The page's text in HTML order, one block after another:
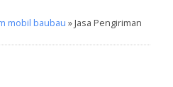
mobil baubau » Jasa Pengiriman